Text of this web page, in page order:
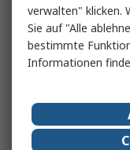
verwalten" klicken.
Sie auf "Alle
bestimmte
Informationen